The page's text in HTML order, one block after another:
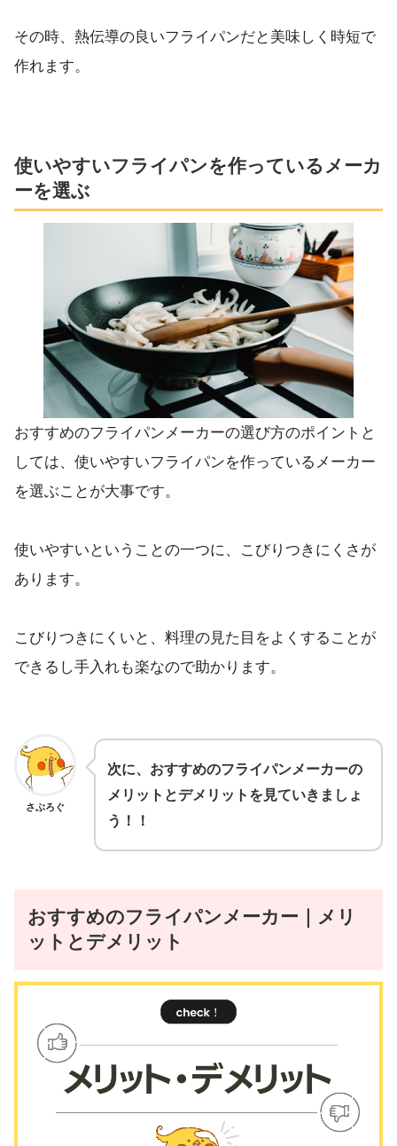
その時、熱伝導の良いフライパンだと美味しく時短で
作れます。
使いやすいフライパンを作っているメーカ
ーを選ぶ
おすすめのフライパンメーカーの選び方のポイントと
しては、使いやすいフライパンを作っているメーカー
を選ぶことが大事です。
使いやすいということの一つに、こびりつきにくさが
あります。
こびりつきにくいと、料理の見た目をよくすることが
できるし手入れも楽なので助かります。
さぶろぐ
次に、おすすめのフライパンメーカーの
メリットとデメリットを見ていきましょ
う！！
おすすめのフライパンメーカー｜メリ
ットとデメリット